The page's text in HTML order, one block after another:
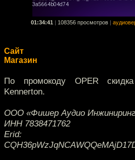
01:34:41 108356 просмотров
Сайт
Магазин
По промокоду OPER
Kennerton.
ООО «Фишер Аудио
ИНН 7838471762
Erid: